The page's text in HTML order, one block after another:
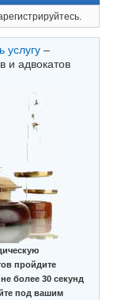
услугу –
и адвокатов
пройдите
более 30 секунд
под вашим